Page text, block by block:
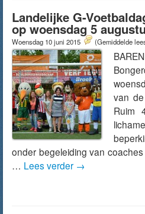
Landelijke G-
op woensdag 5
Woensdag 10 juni 2015 (Gemiddelde
van
Ruim
onder begeleiding van
… Lees verder →